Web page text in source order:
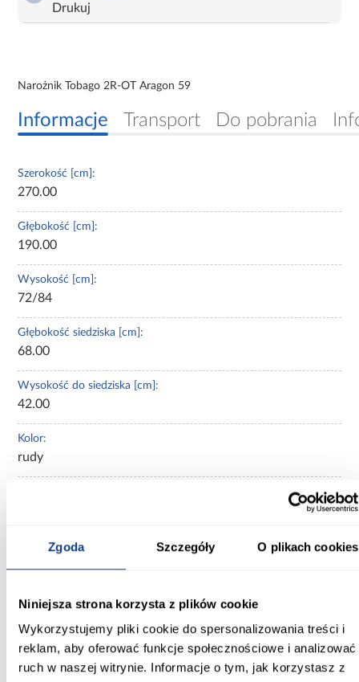
Zgoda Szczegóły O plikach cookies
Niniejsza strona korzysta z plików cookie
Wykorzystujemy pliki cookie do spersonalizowania treści i
reklam, aby oferować funkcje społecznościowe i analizować
ruch w naszej witrynie. Informacje o tym, jak korzystasz z
Drukuj
Narożnik Tobago 2R-OT Aragon 59
Informacje Transport Do pobrania
Szerokość [cm]:
270.00
Głębokość [cm]:
190.00
Wysokość [cm]:
72/84
Głębokość siedziska [cm]:
68.00
Wysokość do siedziska [cm]:
42.00
Kolor:
rudy
Sposób rozkładania:
Pojemnik na pościel:
Wypełnienie siedziska:
Sprężyna falista + pianka